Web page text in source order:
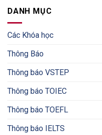
DANH MỤC
Các Khóa học
Thông Báo
Thông báo VSTEP
Thông báo TOIEC
Thông báo TOEFL
Thông báo IELTS